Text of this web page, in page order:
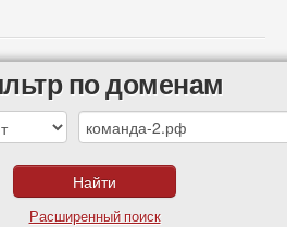
по доменам
Расширенный поиск